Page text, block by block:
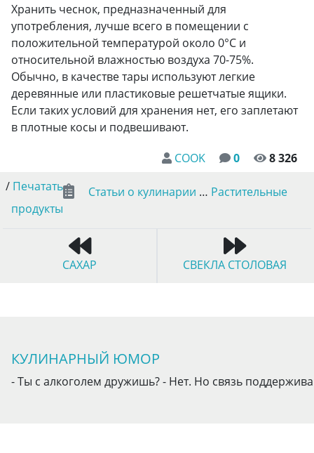
Хранить чеснок, предназначенный для
употребления, лучше всего в помещении с
положительной температурой около 0°С и
относительной влажностью воздуха 70-75%.
Обычно, в качестве тары используют легкие
деревянные или пластиковые решетчатые ящики.
Если таких условий для хранения нет, его заплетают
в плотные косы и подвешивают.
COOK
0
8 326
/ Печатать Статьи о кулинарии … Растительные
продукты
САХАР СВЕКЛА СТОЛОВАЯ
КУЛИНАРНЫЙ ЮМОР
- Ты с алкоголем дружишь? - Нет. Но связь